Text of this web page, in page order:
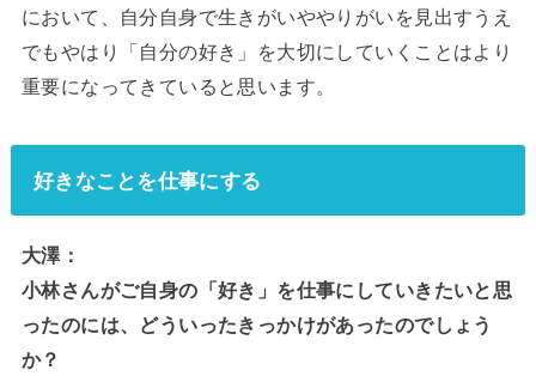
において、自分自身で生きがいややりがいを見出すうえ
でもやはり「自分の好き」を大切にしていくことはより
重要になってきていると思います。
好きなことを仕事にする
大澤：
小林さんがご自身の「好き」を仕事にしていきたいと思
ったのには、どういったきっかけがあったのでしょう
か？